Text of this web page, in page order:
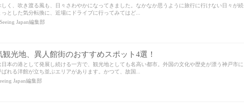
しく、吹き渡る風も、日々さわやかになってきました。なかなか思うように旅行に行けない日々が続
とした気分転換に、近場にドライブに行ってみてはど...
Seeing Japan編集部
観光地、異人館街のおすすめスポット4選！
本の港として発展し続ける一方で、観光地としても名高い都市。外国の文化や歴史が漂う神戸市に
れる洋館が立ち並ぶエリアがあります。かつて、故国...
Japan編集部